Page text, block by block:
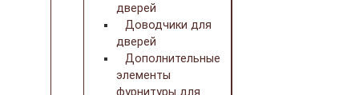
дверей
Доводчики для
дверей
Дополнительные
элементы
фурнитуры для